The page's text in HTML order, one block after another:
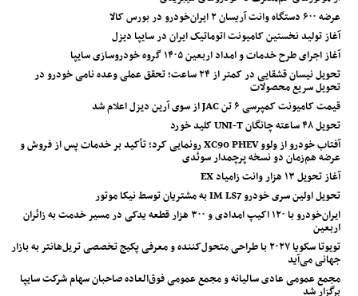
عرضه ۶۰۰ دستگاه وانت آریسان ۲ ایران‌خودرو در بورس کالا
آغاز تولید نخستین کامیونت اتوماتیک ایران در سایپا دیزل
آغاز اجرای طرح خدمات و امداد اربعین ۱۴۰۵ گروه خودروسازی سایپا
تحویل نیسان قشقایی در کمتر از ۲۴ ساعت؛ تحقق عملی وعده نامی خودرو در
تحویل سریع محصولات
قیمت کامیونت کمپرسی ۶ تن JAC از سوی آرین دیزل اعلام شد
تحویل ۴۸ ساعته چانگان UNI-T کلید خورد
آفتاب خودرو از ولوو XC90 PHEV رونمایی کرد؛ تأکید بر خدمات پس از فروش و
عرضه هم‌زمان دو نسخه پرچمدار سوئدی
آغاز تحویل ۱۳ هزار وانت زامیاد EX
تحویل اولین سری خودرو IM LS7 به مشتریان توسط نیکا موتور
ایران‌خودرو با ۱۲۰ اکیپ امدادی و ۳۰۰ هزار قطعه یدکی در مسیر خدمت به زائران
اربعین
تویوتا سکویا ۲۰۲۷ با طراحی متحول‌کننده و معرفی پکیج تخصصی تریل‌هانتر به بازار
جهانی می‌آید
مجمع عمومی عادی سالیانه و مجمع عمومی فوق‌العاده صاحبان سهام شرکت سایپا
برگزار شد